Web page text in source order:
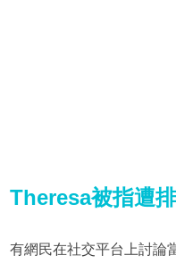
Theresa被指遭
有網民在社交平台上討論